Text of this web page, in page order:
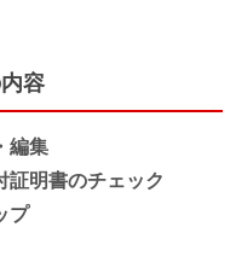
容
編集
証明書のチェック
プ